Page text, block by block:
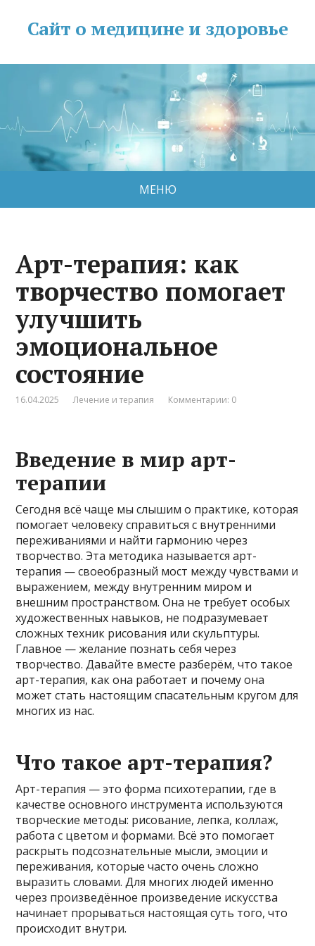
Сайт о медицине и здоровье
МЕНЮ
Арт-терапия: как
творчество помогает
улучшить
эмоциональное
состояние
16.04.2025 Лечение и терапия Комментарии: 0
Введение в мир арт-
терапии
Сегодня всё чаще мы слышим о практике, которая
помогает человеку справиться с внутренними
переживаниями и найти гармонию через
творчество. Эта методика называется арт-
терапия — своеобразный мост между чувствами и
выражением, между внутренним миром и
внешним пространством. Она не требует особых
художественных навыков, не подразумевает
сложных техник рисования или скульптуры.
Главное — желание познать себя через
творчество. Давайте вместе разберём, что такое
арт-терапия, как она работает и почему она
может стать настоящим спасательным кругом для
многих из нас.
Что такое арт-терапия?
Арт-терапия — это форма психотерапии, где в
качестве основного инструмента используются
творческие методы: рисование, лепка, коллаж,
работа с цветом и формами. Всё это помогает
раскрыть подсознательные мысли, эмоции и
переживания, которые часто очень сложно
выразить словами. Для многих людей именно
через произведённое произведение искусства
начинает прорываться настоящая суть того, что
происходит внутри.